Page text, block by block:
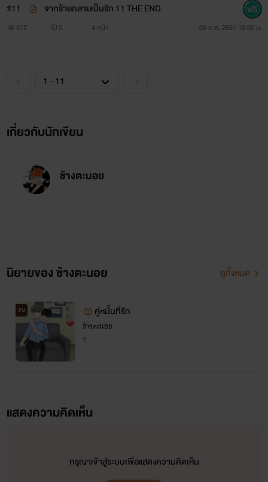
"มะ ไม่เอา คุ คุณคิเรียว อึก ฮ่า อร๊าาา"
ผลักมิเนะลงกับเตียงแล้วพนมจูบตามตัวมิเนะจนเกิดรอยแดงทั้ง
"จำไว้มิเนะ นาย คือ ของ ฉัน"
คิเรียวก้มลงกระซิบแล้วงับไปที่หูเล็ก
"อ๊ะ อร๊าา พะ พี่เรียว อร๊าา อร๊างงง!"
ไป
"ฮึ"
ริมฝีปากหนาทาบลงกับริมฝีปากอวบอิ่มเบาๆ คิเรียวลุคขึ้น
ไปอาบน้ำแต่งตัวและออกจากห้องไป
#11 จากร้ายกลายเป็นรัก 11 THE END
517 0 4 หน้า 03 ธ.ค. 2561 15:00 น.
เกี่ยวกับนักเขียน
ช้างตะนอย
นิยายของ ช้างตะนอย ดูทั้งหมด
จบ คู่หมั้นที่รัก
ช้างตะนอย
Y
แสดงความคิดเห็น
กรุณาเข้าสู่ระบบเพื่อแสดงความคิดเห็น